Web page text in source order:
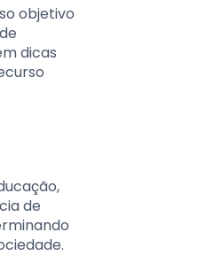
objetivo
dicas
de